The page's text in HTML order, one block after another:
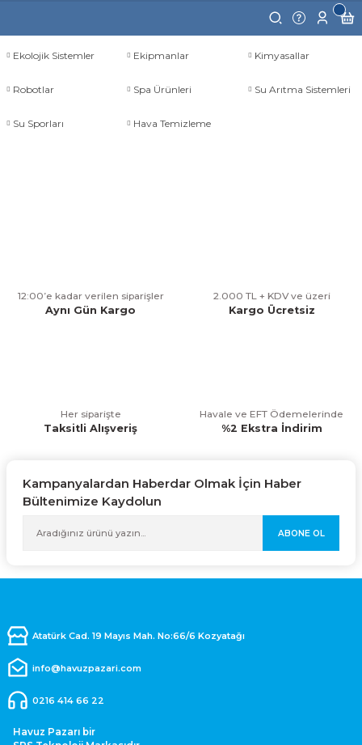
Ekolojik Sistemler Ekipmanlar Kimyasallar
Robotlar Spa Ürünleri Su Arıtma Sistemleri
Su Sporları Hava Temizleme
12:00’e kadar verilen siparişler
Aynı Gün Kargo
2.000 TL + KDV ve üzeri
Kargo Ücretsiz
Her siparişte
Taksitli Alışveriş
Havale ve EFT Ödemelerinde
%2 Ekstra İndirim
Kampanyalardan Haberdar Olmak İçin Haber
Bültenimize Kaydolun
ABONE OL
Atatürk Cad. 19 Mayıs Mah. No:66/6 Kozyatağı
info@havuzpazari.com
0216 414 66 22
Havuz Pazarı bir